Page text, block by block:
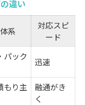
違い
系
対応スピ
ード
パック
迅速
もり主
融通がき
く